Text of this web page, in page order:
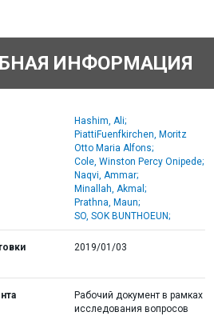
ИНФОРМАЦИЯ
Hashim, Ali;
PiattiFuenfkirchen, Moritz
Otto Maria Alfons;
Cole, Winston Percy Onipede;
Naqvi, Ammar;
Minallah, Akmal;
Prathna, Maun;
SO, SOK BUNTHOEUN;
2019/01/03
Рабочий документ в рамках
исследования вопросов